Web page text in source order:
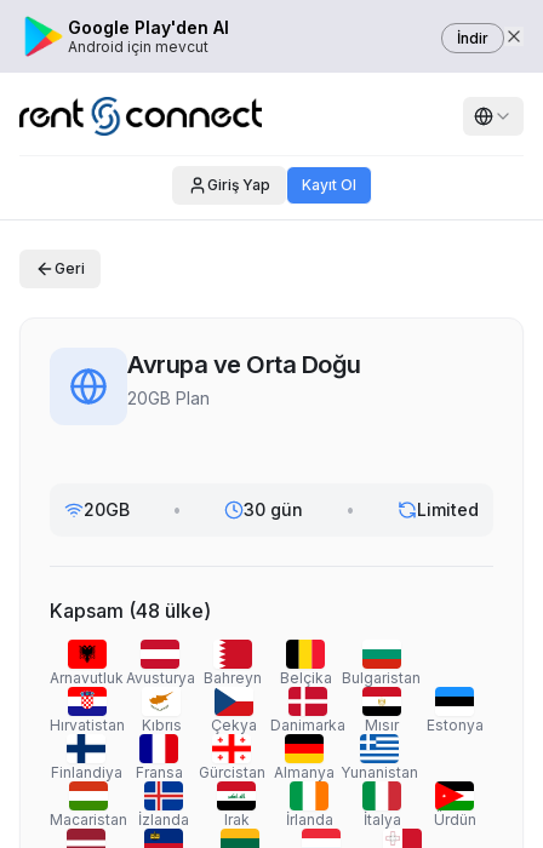
Google Play'den Al
Android için mevcut İndir
Giriş Yap Kayıt Ol
Geri
Avrupa ve Orta Doğu
20GB Plan
20GB • 30 gün • Limited
Kapsam (48 ülke)
Arnavutluk Avusturya Bahreyn Belçika Bulgaristan
Hırvatistan Kıbrıs Çekya Danimarka Mısır Estonya
Finlandiya Fransa Gürcistan Almanya Yunanistan
Macaristan İzlanda Irak İrlanda İtalya Ürdün